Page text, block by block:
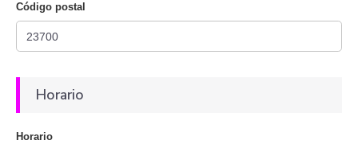
Código postal
Horario
Horario